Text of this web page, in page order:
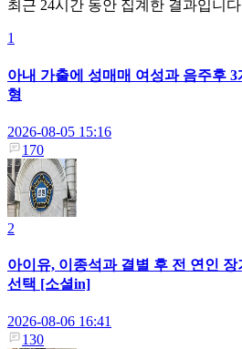
최근 24시간 동안 집계한 결과입니
1
아내 가출에 성매매 여성과 음주후
형
2026-08-05 15:16
170
2
아이유, 이종석과 결별 후 전 연인
선택 [소셜in]
2026-08-06 16:41
130